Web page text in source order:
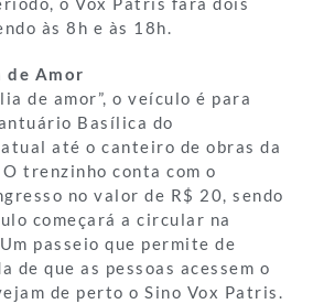
às 8h e às 18h.
de Amor
de amor”, o veículo é para
Basílica do
até o canteiro de obras da
trenzinho conta com o
no valor de R$ 20, sendo
começará a circular na
passeio que permite de
de que as pessoas acessem o
de perto o Sino Vox Patris.